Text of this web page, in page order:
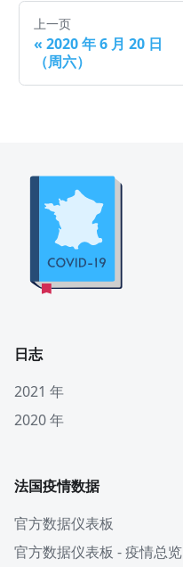
上一页
« 2020 年 6 月 20 日
（周六）
日志
2021 年
2020 年
法国疫情数据
官方数据仪表板
官方数据仪表板 - 疫情总览